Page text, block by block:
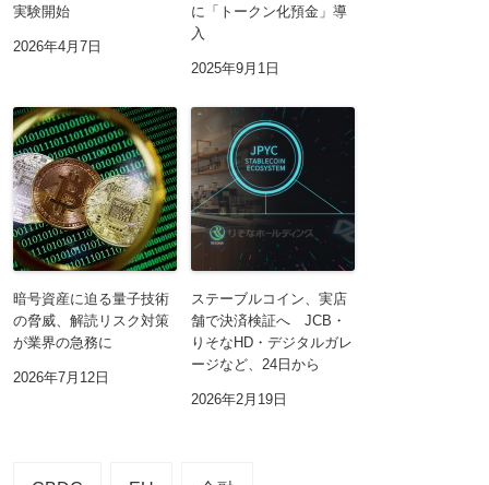
実験開始
2026年4月7日
に「トークン化預金」導
入
2025年9月1日
暗号資産に迫る量子技術
の脅威、解読リスク対策
が業界の急務に
2026年7月12日
ステーブルコイン、実店
舗で決済検証へ JCB・
りそなHD・デジタルガレ
ージなど、24日から
2026年2月19日